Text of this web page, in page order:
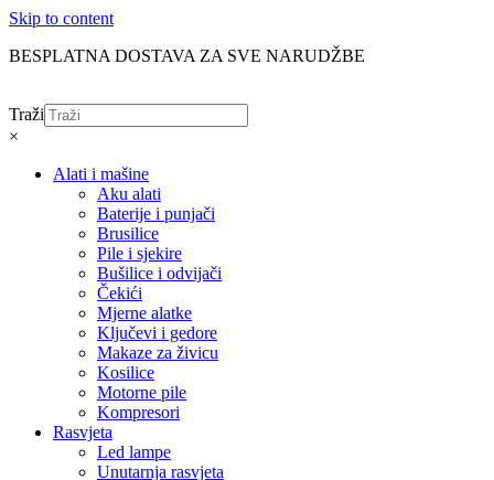
Skip to content
BESPLATNA DOSTAVA ZA SVE NARUDŽBE
Traži
×
Alati i mašine
Aku alati
Baterije i punjači
Brusilice
Pile i sjekire
Bušilice i odvijači
Čekići
Mjerne alatke
Ključevi i gedore
Makaze za živicu
Kosilice
Motorne pile
Kompresori
Rasvjeta
Led lampe
Unutarnja rasvjeta